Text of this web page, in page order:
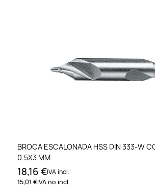
BROCA ESCALONADA HSS DIN 333-W
0.5X3 MM
18,16 €IVA incl.
15,01 €IVA no incl.